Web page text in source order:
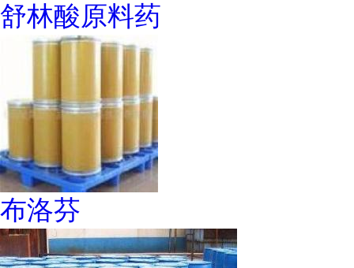
舒林酸原料药
布洛芬